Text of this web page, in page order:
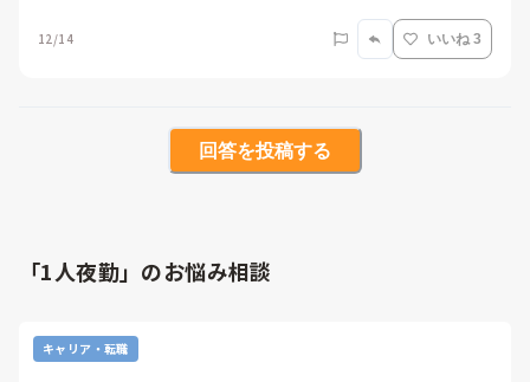
12/14 いいね 3
回答を投稿する
「1人夜勤」のお悩み相談
キャリア・転職